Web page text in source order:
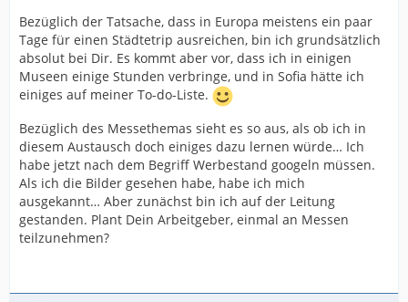
Bezüglich der Tatsache, dass in Europa meistens ein paar
Tage für einen Städtetrip ausreichen, bin ich grundsätzlich
absolut bei Dir. Es kommt aber vor, dass ich in einigen
Museen einige Stunden verbringe, und in Sofia hätte ich
einiges auf meiner To-do-Liste.
Bezüglich des Messethemas sieht es so aus, als ob ich in
diesem Austausch doch einiges dazu lernen würde… Ich
habe jetzt nach dem Begriff Werbestand googeln müssen.
Als ich die Bilder gesehen habe, habe ich mich
ausgekannt… Aber zunächst bin ich auf der Leitung
gestanden. Plant Dein Arbeitgeber, einmal an Messen
teilzunehmen?